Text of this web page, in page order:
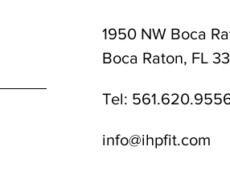
1950 NW Boca
Boca Raton, FL
Tel:
info@ihpfit.com